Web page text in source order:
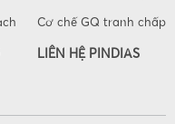
Cơ chế GQ tranh chấp
LIÊN HỆ PINDIAS